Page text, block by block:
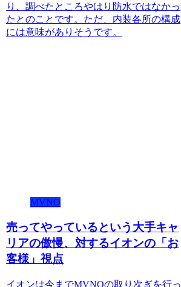
り、調べたところやはり防水ではなかっ
たとのことです。ただ、内装各所の構成
には意味がありそうです。
MVNO
売ってやっているという大手キャ
リアの傲慢、対するイオンの「お
客様」視点
イオンは今までMVNOの取り次ぎを行っ